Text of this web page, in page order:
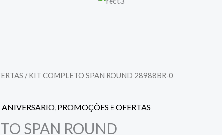
/ KIT COMPLETO SPAN ROUND 28988BR-0
ANIVERSARIO, PROMOÇÕES E OFERTAS
SPAN ROUND